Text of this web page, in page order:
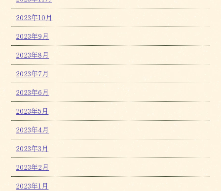
2023年10月
2023年9月
2023年8月
2023年7月
2023年6月
2023年5月
2023年4月
2023年3月
2023年2月
2023年1月